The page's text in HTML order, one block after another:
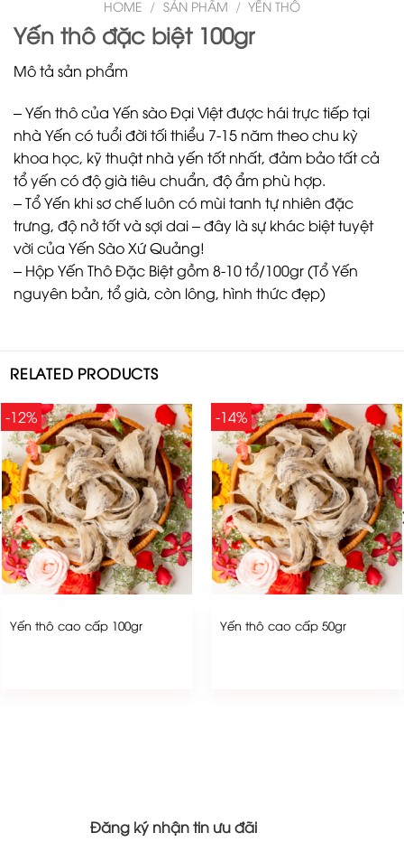
HOME / SẢN PHẨM / YẾN THÔ
Yến thô đặc biệt 100gr
Mô tả sản phẩm
– Yến thô của Yến sào Đại Việt được hái trực tiếp tại
nhà Yến có tuổi đời tối thiểu 7-15 năm theo chu kỳ
khoa học, kỹ thuật nhà yến tốt nhất, đảm bảo tất cả
tổ yến có độ già tiêu chuẩn, độ ẩm phù hợp.
– Tổ Yến khi sơ chế luôn có mùi tanh tự nhiên đặc
trưng, độ nở tốt và sợi dai – đây là sự khác biệt tuyệt
vời của Yến Sào Xứ Quảng!
– Hộp Yến Thô Đặc Biệt gồm 8-10 tổ/100gr (Tổ Yến
nguyên bản, tổ già, còn lông, hình thức đẹp)
RELATED PRODUCTS
-12%
Yến thô cao cấp 100gr
-14%
Yến thô cao cấp 50gr
Đăng ký nhận tin ưu đãi